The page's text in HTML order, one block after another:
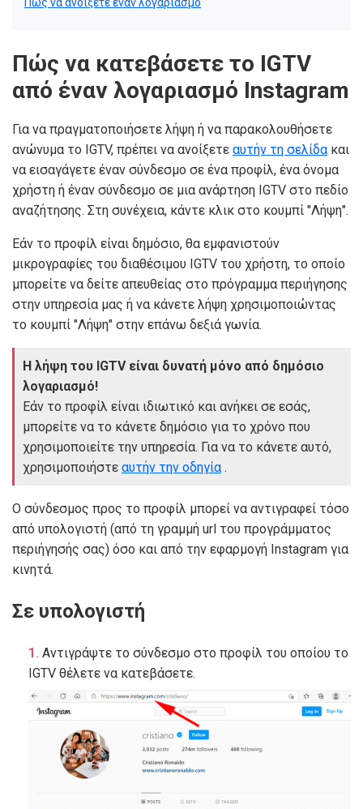
Πώς να κατεβάσετε το IGTV
από έναν λογαριασμό Instagram
Για να πραγματοποιήσετε λήψη ή να παρακολουθήσετε
ανώνυμα το IGTV, πρέπει να ανοίξετε αυτήν τη σελίδα και
να εισαγάγετε έναν σύνδεσμο σε ένα προφίλ, ένα όνομα
χρήστη ή έναν σύνδεσμο σε μια ανάρτηση IGTV στο πεδίο
αναζήτησης. Στη συνέχεια, κάντε κλικ στο κουμπί "Λήψη".
Εάν το προφίλ είναι δημόσιο, θα εμφανιστούν
μικρογραφίες του διαθέσιμου IGTV του χρήστη, το οποίο
μπορείτε να δείτε απευθείας στο πρόγραμμα περιήγησης
στην υπηρεσία μας ή να κάνετε λήψη χρησιμοποιώντας
το κουμπί "Λήψη" στην επάνω δεξιά γωνία.
Η λήψη του IGTV είναι δυνατή μόνο από δημόσιο
λογαριασμό!
Εάν το προφίλ είναι ιδιωτικό και ανήκει σε εσάς,
μπορείτε να το κάνετε δημόσιο για το χρόνο που
χρησιμοποιείτε την υπηρεσία. Για να το κάνετε αυτό,
χρησιμοποιήστε αυτήν την οδηγία .
Ο σύνδεσμος προς το προφίλ μπορεί να αντιγραφεί τόσο
από υπολογιστή (από τη γραμμή url του προγράμματος
περιήγησής σας) όσο και από την εφαρμογή Instagram για
κινητά.
Σε υπολογιστή
Αντιγράψτε το σύνδεσμο στο προφίλ του οποίου το
IGTV θέλετε να κατεβάσετε.